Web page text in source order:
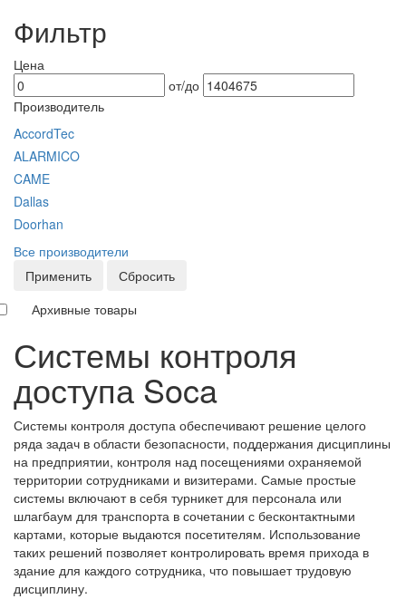
Фильтр
Цена
от/до
Производитель
AccordTec
ALARMICO
CAME
Dallas
Doorhan
Все производители
Применить
Сбросить
Архивные товары
Системы контроля
доступа Soca
Системы контроля доступа обеспечивают решение целого
ряда задач в области безопасности, поддержания дисциплины
на предприятии, контроля над посещениями охраняемой
территории сотрудниками и визитерами. Самые простые
системы включают в себя турникет для персонала или
шлагбаум для транспорта в сочетании с бесконтактными
картами, которые выдаются посетителям. Использование
таких решений позволяет контролировать время прихода в
здание для каждого сотрудника, что повышает трудовую
дисциплину.